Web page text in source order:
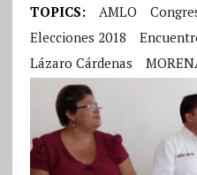
TOPICS: AMLO
Elecciones 2018
Lázaro Cárdenas